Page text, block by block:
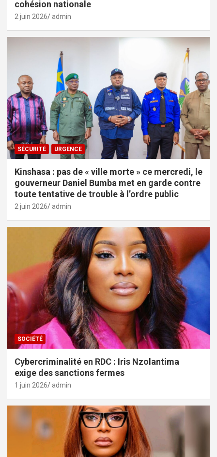
cohésion nationale
2 juin 2026 admin
SÉCURITÉ URGENCE
Kinshasa : pas de « ville morte » ce mercredi, le
gouverneur Daniel Bumba met en garde contre
toute tentative de trouble à l’ordre public
2 juin 2026 admin
SOCIÉTÉ
Cybercriminalité en RDC : Iris Nzolantima
exige des sanctions fermes
1 juin 2026 admin